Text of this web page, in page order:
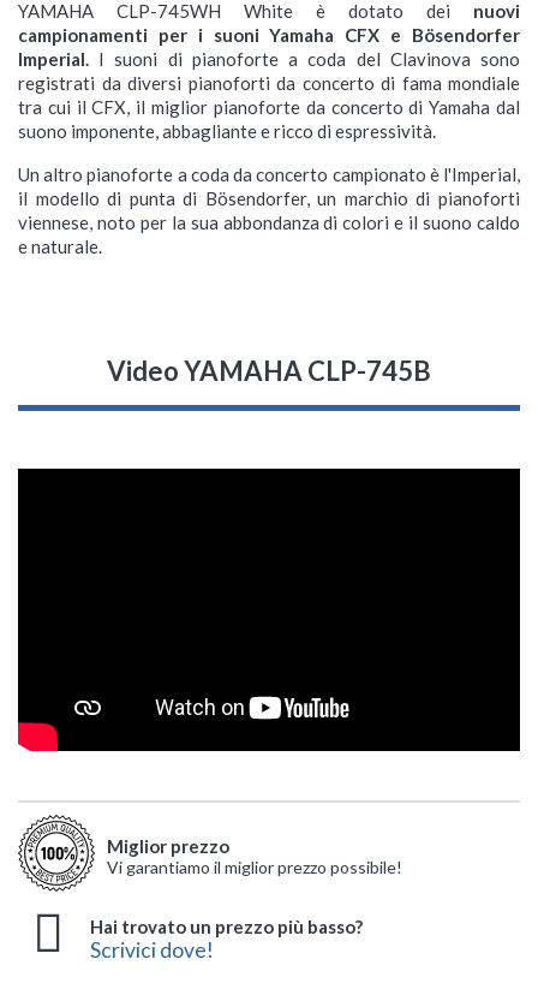
YAMAHA CLP-745WH White è dotato dei nuovi
campionamenti per i suoni Yamaha CFX e Bösendorfer
Imperial. I suoni di pianoforte a coda del Clavinova sono
registrati da diversi pianoforti da concerto di fama mondiale
tra cui il CFX, il miglior pianoforte da concerto di Yamaha dal
suono imponente, abbagliante e ricco di espressività.
Un altro pianoforte a coda da concerto campionato è l'Imperial,
il modello di punta di Bösendorfer, un marchio di pianoforti
viennese, noto per la sua abbondanza di colori e il suono caldo
e naturale.
Video YAMAHA CLP-745B
Miglior prezzo
Vi garantiamo il miglior prezzo possibile!
Hai trovato un prezzo più basso?
Scrivici dove!